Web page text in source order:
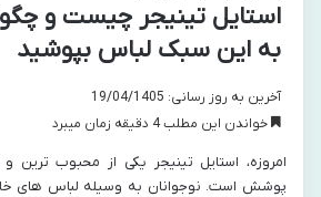
استایل تینیجر چیست و
به این سبک لباس بپوشید
آخرین به روز رسانی: 19/04/1405
خواندن این مطلب 4 دقیقه زمان میبرد
امروزه، استایل تینیجر یکی از محبوب
پوشش است. نوجوانان به وسیله لباس ‌های